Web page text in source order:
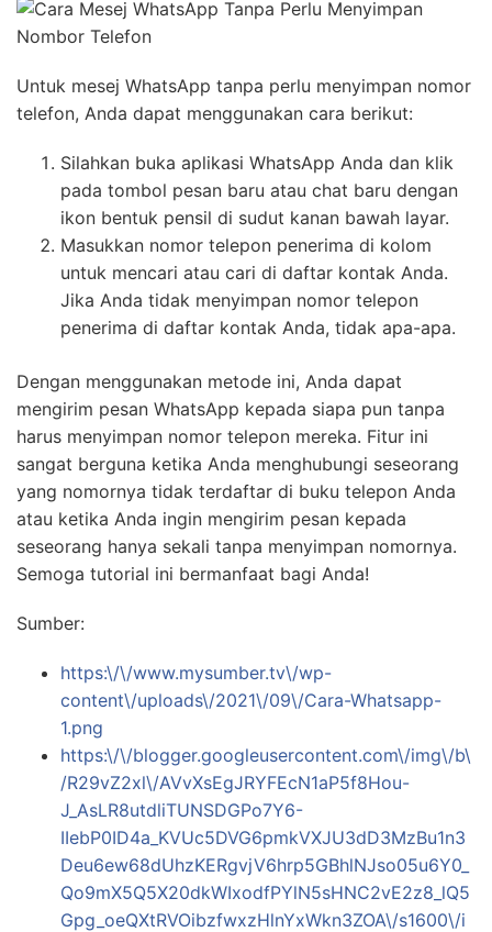
Untuk mesej WhatsApp tanpa perlu menyimpan nomor
telefon, Anda dapat menggunakan cara berikut:
Silahkan buka aplikasi WhatsApp Anda dan klik
pada tombol pesan baru atau chat baru dengan
ikon bentuk pensil di sudut kanan bawah layar.
Masukkan nomor telepon penerima di kolom
untuk mencari atau cari di daftar kontak Anda.
Jika Anda tidak menyimpan nomor telepon
penerima di daftar kontak Anda, tidak apa-apa.
Dengan menggunakan metode ini, Anda dapat
mengirim pesan WhatsApp kepada siapa pun tanpa
harus menyimpan nomor telepon mereka. Fitur ini
sangat berguna ketika Anda menghubungi seseorang
yang nomornya tidak terdaftar di buku telepon Anda
atau ketika Anda ingin mengirim pesan kepada
seseorang hanya sekali tanpa menyimpan nomornya.
Semoga tutorial ini bermanfaat bagi Anda!
Sumber:
https:\/\/www.mysumber.tv\/wp-
content\/uploads\/2021\/09\/Cara-Whatsapp-
1.png
https:\/\/blogger.googleusercontent.com\/img\/b\
/R29vZ2xl\/AVvXsEgJRYFEcN1aP5f8Hou-
J_AsLR8utdliTUNSDGPo7Y6-
IIebP0ID4a_KVUc5DVG6pmkVXJU3dD3MzBu1n3
Deu6ew68dUhzKERgvjV6hrp5GBhlNJso05u6Y0_
Qo9mX5Q5X20dkWIxodfPYlN5sHNC2vE2z8_lQ5
Gpg_oeQXtRVOibzfwxzHlnYxWkn3ZOA\/s1600\/i